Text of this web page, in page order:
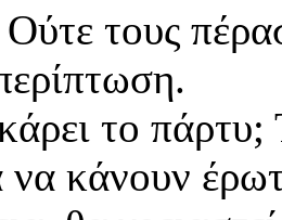
τους
το πάρτυ;
να κάνουν